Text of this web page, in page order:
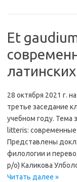
Et
28 октября 2021 г.
третье заседание
учебном году. Тема
litteris:
Представлены
филологии и
р/о) Каликова
Читать далее »